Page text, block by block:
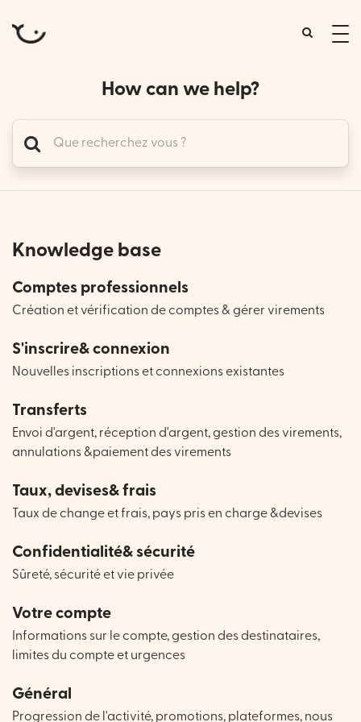
How can we help?
Knowledge base
Comptes professionnels
Création et vérification de comptes & gérer virements
S'inscrire& connexion
Nouvelles inscriptions et connexions existantes
Transferts
Envoi d'argent, réception d'argent, gestion des virements,
annulations &paiement des virements
Taux, devises& frais
Taux de change et frais, pays pris en charge &devises
Confidentialité& sécurité
Sûreté, sécurité et vie privée
Votre compte
Informations sur le compte, gestion des destinataires,
limites du compte et urgences
Général
Progression de l'activité, promotions, plateformes, nous